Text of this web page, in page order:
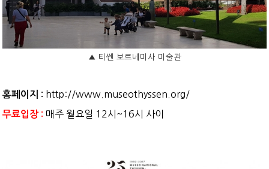
▲ 티쎈 보르네미사 미술관
홈페이지 : http://www.museothyssen.org/
무료입장 : 매주 월요일 12시~16시 사이